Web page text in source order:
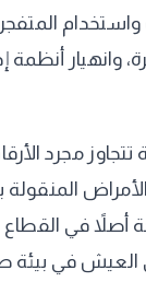
وانهيار أنظمة
تتجاوز مجرد
الأمراض
أصلاً في القطاع
العيش في بيئة